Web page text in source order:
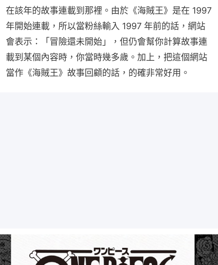
在該年的故事連載到那裡。由於《海賊王》是在 1997
年開始連載，所以當粉絲輸入 1997 年前的話，網站
會表示：「冒險還未開始」，但仍會幫你計算故事連
載到某個內容時，你當時幾多歲。加上，把這個網站
當作《海賊王》故事回顧的話，的確非常好用。